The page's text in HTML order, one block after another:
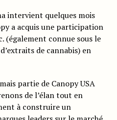
intervient quelques mois
a acquis une participation
(également connue sous le
de cannabis) en
partie de Canopy USA
de l’élan tout en
à construire un